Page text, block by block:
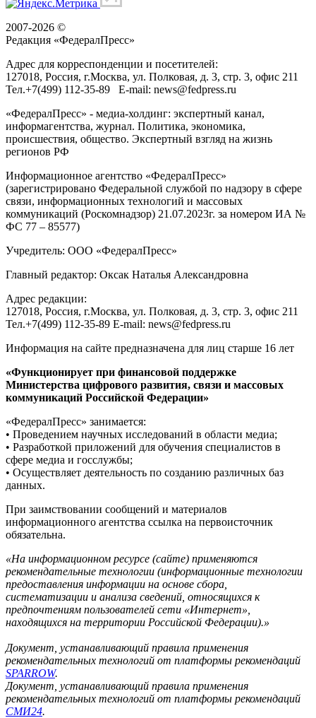
2007-2026 ©
Редакция «ФедералПресс»
Адрес для корреспонденции и посетителей:
127018, Россия, г.Москва, ул. Полковая, д. 3, стр. 3, офис 211
Тел.+7(499) 112-35-89 E-mail: news@fedpress.ru
«ФедералПресс» - медиа-холдинг: экспертный канал,
информагентства, журнал. Политика, экономика,
происшествия, общество. Экспертный взгляд на жизнь
регионов РФ
Информационное агентство «ФедералПресс»
(зарегистрировано Федеральной службой по надзору в сфере
связи, информационных технологий и массовых
коммуникаций (Роскомнадзор) 21.07.2023г. за номером ИА №
ФС 77 – 85577)
Учредитель: ООО «ФедералПресс»
Главный редактор: Оксак Наталья Александровна
Адрес редакции:
127018, Россия, г.Москва, ул. Полковая, д. 3, стр. 3, офис 211
Тел.+7(499) 112-35-89 E-mail: news@fedpress.ru
Информация на сайте предназначена для лиц старше 16 лет
«Функционирует при финансовой поддержке
Министерства цифрового развития, связи и массовых
коммуникаций Российской Федерации»
«ФедералПресс» занимается:
• Проведением научных исследований в области медиа;
• Разработкой приложений для обучения специалистов в
сфере медиа и госслужбы;
• Осуществляет деятельность по созданию различных баз
данных.
При заимствовании сообщений и материалов
информационного агентства ссылка на первоисточник
обязательна.
«На информационном ресурсе (сайте) применяются
рекомендательные технологии (информационные технологии
предоставления информации на основе сбора,
систематизации и анализа сведений, относящихся к
предпочтениям пользователей сети «Интернет»,
находящихся на территории Российской Федерации).»
Документ, устанавливающий правила применения
рекомендательных технологий от платформы рекомендаций
SPARROW.
Документ, устанавливающий правила применения
рекомендательных технологий от платформы рекомендаций
СМИ24.